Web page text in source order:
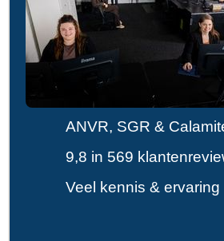
ANVR, SGR &
9,8 in 569
Veel kennis & ervaring